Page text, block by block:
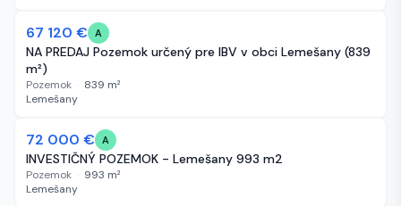
39 dní
67 120 € A
NA PREDAJ Pozemok určený pre IBV v obci Lemešany (839
m²)
Pozemok · 839 m²
Lemešany
42 dní
72 000 € A
INVESTIČNÝ POZEMOK - Lemešany 993 m2
Pozemok · 993 m²
Lemešany